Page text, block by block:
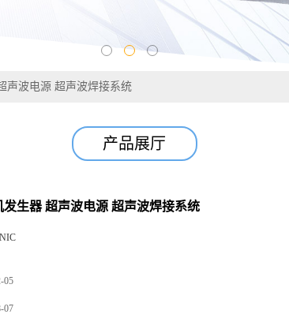
声波电源 超声波焊接系统
产品展厅
生器 超声波电源 超声波焊接系统
05
07